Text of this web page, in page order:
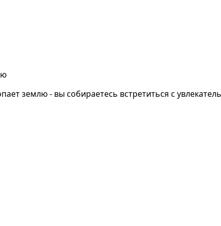
землю - вы собираетесь встретиться с